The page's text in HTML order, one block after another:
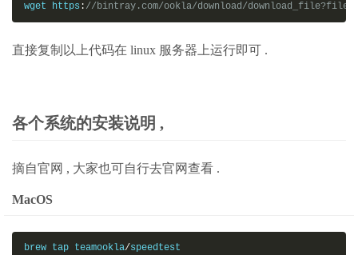
wget https : //bintray.com/ookla/download/
直接复制以上代码在 linux 服务器上运行即可 .
各个系统的安装说明 ,
摘自官网 , 大家也可自行去官网查看 .
MacOS
brew tap teamookla/speedtest